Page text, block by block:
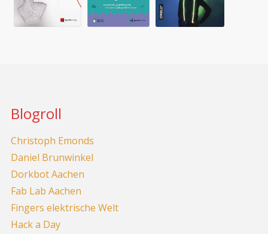
Blogroll
Christoph Emonds
Daniel Brunwinkel
Dorkbot Aachen
Fab Lab Aachen
Fingers elektrische Welt
Hack a Day